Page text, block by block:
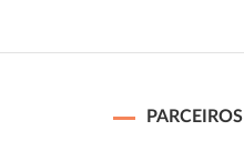
PARCEIROS